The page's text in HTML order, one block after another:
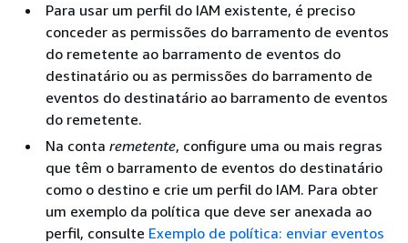
Para usar um perfil do IAM existente, é preciso
conceder as permissões do barramento de eventos
do remetente ao barramento de eventos do
destinatário ou as permissões do barramento de
eventos do destinatário ao barramento de eventos
do remetente.
Na conta remetente, configure uma ou mais regras
que têm o barramento de eventos do destinatário
como o destino e crie um perfil do IAM. Para obter
um exemplo da política que deve ser anexada ao
perfil, consulte Exemplo de política: enviar eventos